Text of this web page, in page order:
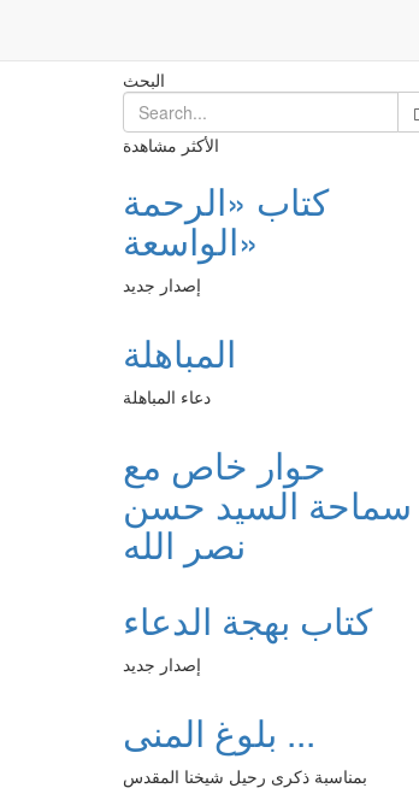
البحث
الأكثر مشاهدة
كتاب «الرحمة
الواسعة»
إصدار جديد
المباهلة
دعاء المباهلة
حوار خاص مع
سماحة السيد حسن
نصر الله
كتاب بهجة الدعاء
إصدار جديد
بلوغ المنى ...
بمناسبة ذكرى رحيل شيخنا المقدس